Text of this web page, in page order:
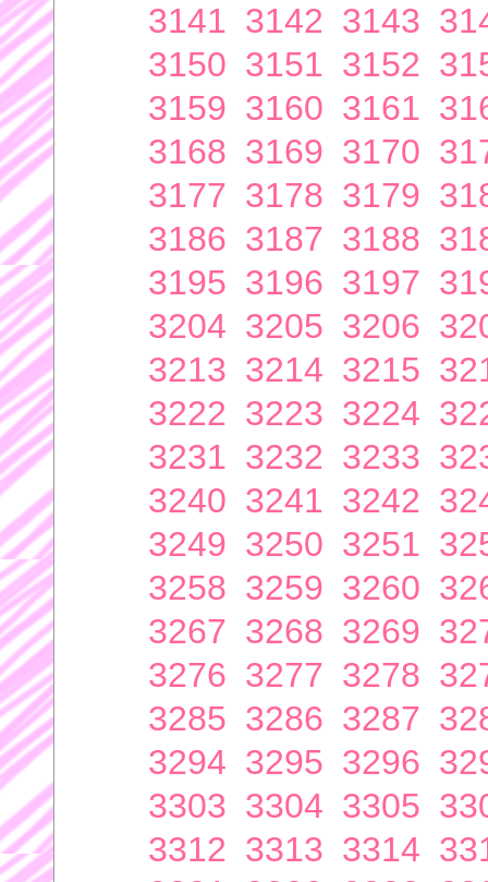
3141 3142 3143
3150 3151 3152
3159 3160 3161
3168 3169 3170
3177 3178 3179
3186 3187 3188
3195 3196 3197
3204 3205 3206
3213 3214 3215
3222 3223 3224
3231 3232 3233
3240 3241 3242
3249 3250 3251
3258 3259 3260
3267 3268 3269
3276 3277 3278
3285 3286 3287
3294 3295 3296
3303 3304 3305
3312 3313 3314